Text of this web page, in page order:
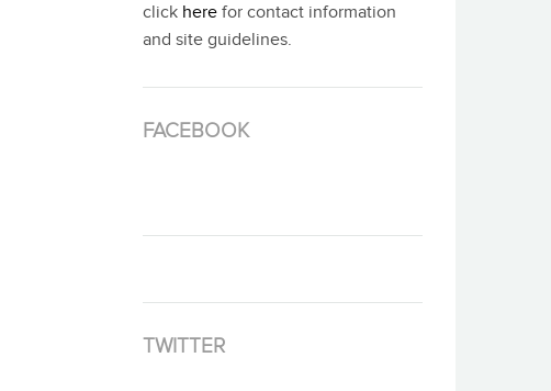
click here for contact information
and site guidelines.
FACEBOOK
TWITTER